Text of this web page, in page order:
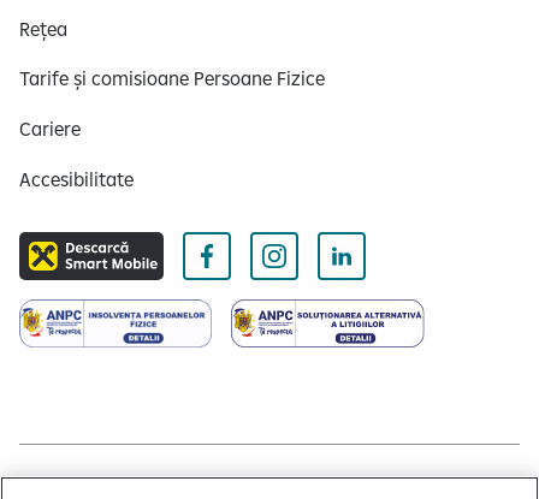
Rețea
Tarife și comisioane Persoane Fizice
Cariere
Accesibilitate